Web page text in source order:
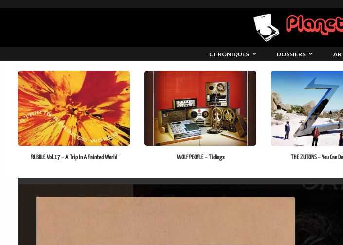
CHRONIQUES DOSSIERS
RUBBLE Vol.17 – A Trip In A Painted World WOLF PEOPLE – Tidings THE ZUTONS – You Can